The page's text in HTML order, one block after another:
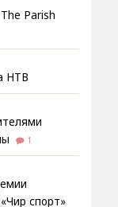
Parish
НТВ
1
спорт»